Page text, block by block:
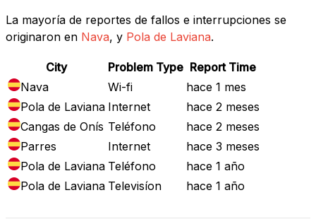
La mayoría de reportes de fallos e interrupciones se
originaron en Nava, y Pola de Laviana.
City Problem Type Report Time
Nava
Wi-fi
hace 1 mes
Pola de Laviana Internet
hace 2 meses
Cangas de Onís Teléfono
hace 2 meses
Parres
Internet
hace 3 meses
Pola de Laviana Teléfono
hace 1 año
Pola de Laviana Televisíon hace 1 año